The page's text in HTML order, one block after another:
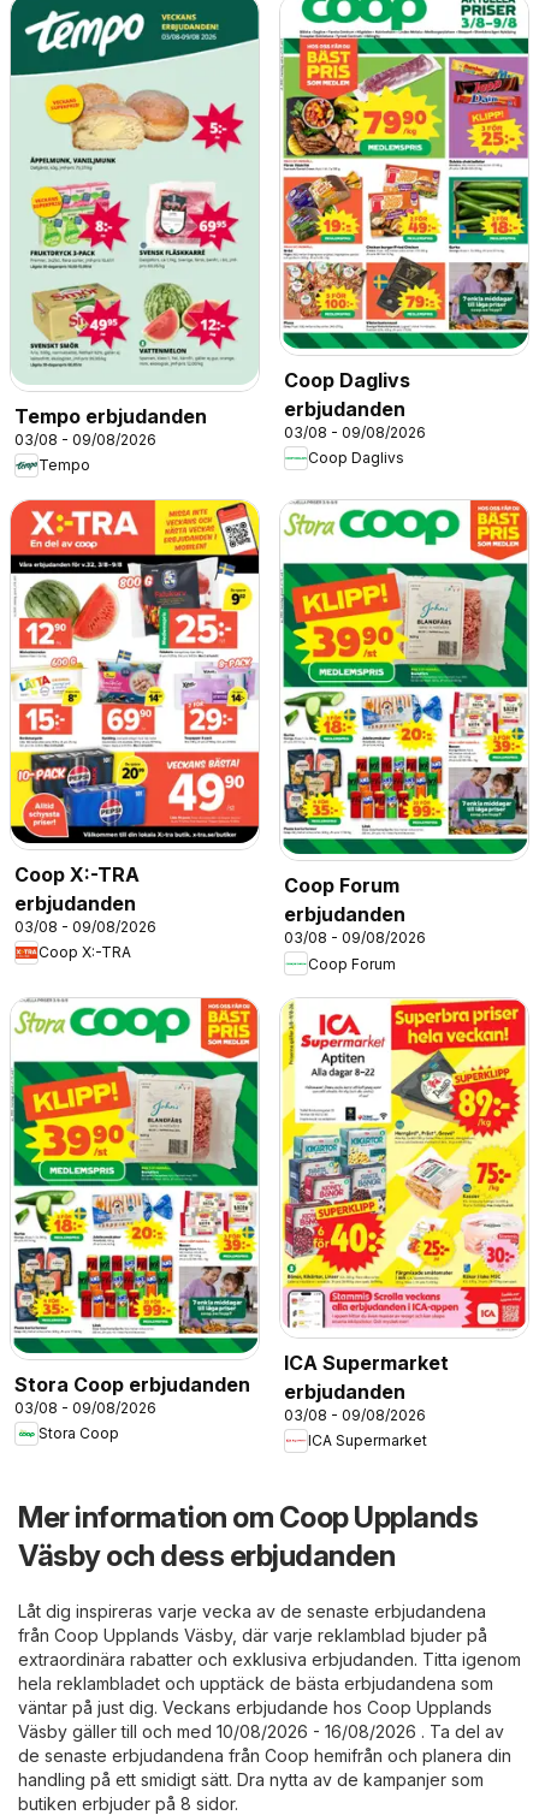
Tempo erbjudanden
03/08 - 09/08/2026
Tempo
Coop Daglivs
erbjudanden
03/08 - 09/08/2026
Coop Daglivs
Coop X:-TRA
erbjudanden
03/08 - 09/08/2026
Coop X:-TRA
Coop Forum
erbjudanden
03/08 - 09/08/2026
Coop Forum
Stora Coop erbjudanden
03/08 - 09/08/2026
Stora Coop
ICA Supermarket
erbjudanden
03/08 - 09/08/2026
ICA Supermarket
Mer information om Coop Upplands
Väsby och dess erbjudanden
Låt dig inspireras varje vecka av de senaste erbjudandena
från Coop Upplands Väsby, där varje reklamblad bjuder på
extraordinära rabatter och exklusiva erbjudanden. Titta igenom
hela reklambladet och upptäck de bästa erbjudandena som
väntar på just dig. Veckans erbjudande hos Coop Upplands
Väsby gäller till och med 10/08/2026 - 16/08/2026 . Ta del av
de senaste erbjudandena från Coop hemifrån och planera din
handling på ett smidigt sätt. Dra nytta av de kampanjer som
butiken erbjuder på 8 sidor.